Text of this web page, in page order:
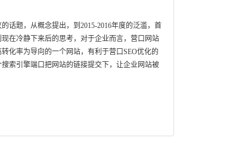
话题，从概念提出，到2015-2016年度的泛滥，首
在冷静下来后的思考，对于企业而言，营口网站
化率为导向的一个网站，有利于营口SEO优化的
索引擎端口把网站的链接提交下，让企业网站被